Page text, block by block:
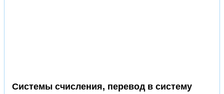
Системы счисления, перевод в систему